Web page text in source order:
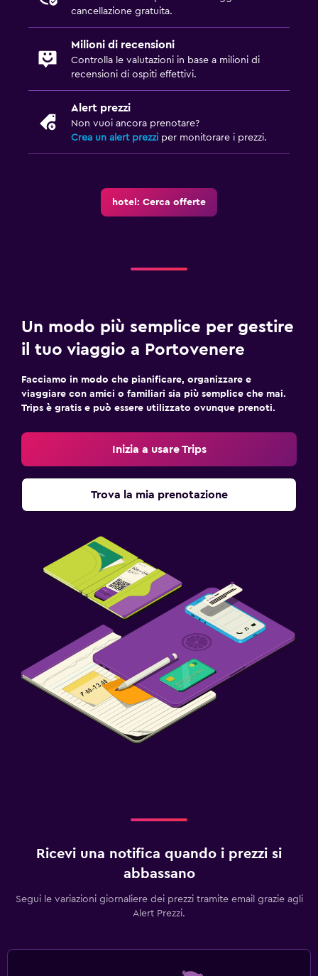
cancellazione gratuita.
Milioni di recensioni
Controlla le valutazioni in base a milioni di
recensioni di ospiti effettivi.
Alert prezzi
Non vuoi ancora prenotare?
Crea un alert prezzi per monitorare i prezzi.
hotel: Cerca offerte
Un modo più semplice per gestire
il tuo viaggio a Portovenere
Facciamo in modo che pianificare, organizzare e
viaggiare con amici o familiari sia più semplice che mai.
Trips è gratis e può essere utilizzato ovunque prenoti.
Inizia a usare Trips
Trova la mia prenotazione
Ricevi una notifica quando i prezzi si
abbassano
Segui le variazioni giornaliere dei prezzi tramite email grazie agli
Alert Prezzi.